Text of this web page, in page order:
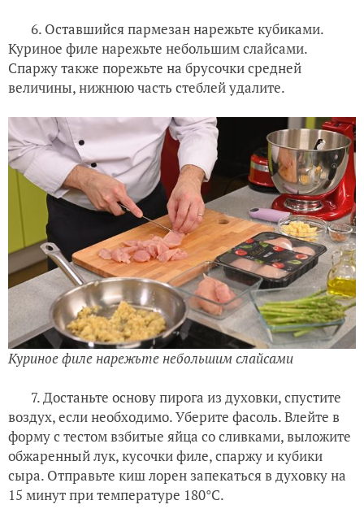
6. Оставшийся пармезан нарежьте кубиками.
Куриное филе нарежьте небольшим слайсами.
Спаржу также порежьте на брусочки средней
величины, нижнюю часть стеблей удалите.
Куриное филе нарежьте небольшим слайсами
7. Достаньте основу пирога из духовки, спустите
воздух, если необходимо. Уберите фасоль. Влейте в
форму с тестом взбитые яйца со сливками, выложите
обжаренный лук, кусочки филе, спаржу и кубики
сыра. Отправьте киш лорен запекаться в духовку на
15 минут при температуре 180°C.